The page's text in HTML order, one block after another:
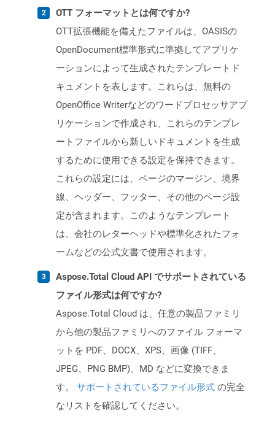
OTT フォーマットとは何ですか?
OTT拡張機能を備えたファイルは、OASISの
OpenDocument標準形式に準拠してアプリケ
ーションによって生成されたテンプレートド
キュメントを表します。これらは、無料の
OpenOffice Writerなどのワードプロセッサアプ
リケーションで作成され、これらのテンプレ
ートファイルから新しいドキュメントを生成
するために使用できる設定を保持できます。
これらの設定には、ページのマージン、境界
線、ヘッダー、フッター、その他のページ設
定が含まれます。このようなテンプレート
は、会社のレターヘッドや標準化されたフォ
ームなどの公式文書で使用されます。
Aspose.Total Cloud API でサポートされている
ファイル形式は何ですか?
Aspose.Total Cloud は、任意の製品ファミリ
から他の製品ファミリへのファイル フォーマ
ットを PDF、DOCX、XPS、画像 (TIFF、
JPEG、PNG BMP)、MD などに変換できま
す。 サポートされているファイル形式 の完全
なリストを確認してください。